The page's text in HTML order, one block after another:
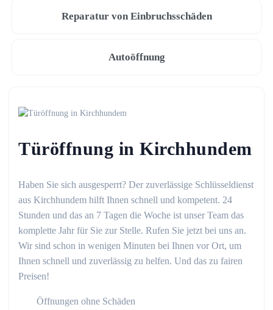
Reparatur von Einbruchsschäden
Autoöffnung
Türöffnung in Kirchhundem
Haben Sie sich ausgesperrt? Der zuverlässige Schlüsseldienst
aus Kirchhundem hilft Ihnen schnell und kompetent. 24
Stunden und das an 7 Tagen die Woche ist unser Team das
komplette Jahr für Sie zur Stelle. Rufen Sie jetzt bei uns an.
Wir sind schon in wenigen Minuten bei Ihnen vor Ort, um
Ihnen schnell und zuverlässig zu helfen. Und das zu fairen
Preisen!
Öffnungen ohne Schäden